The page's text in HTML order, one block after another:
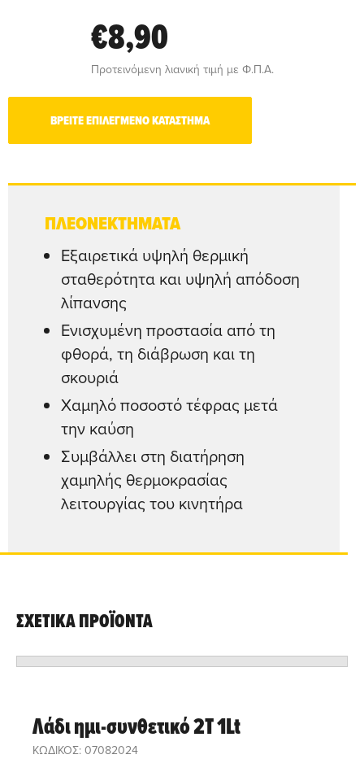
€8,90
Προτεινόμενη λιανική τιμή με Φ.Π.Α.
ΒΡΕΙΤΕ ΕΠΙΛΕΓΜΕΝΟ ΚΑΤΑΣΤΗΜΑ
ΠΛΕΟΝΕΚΤΗΜΑΤΑ
Εξαιρετικά υψηλή θερμική
σταθερότητα και υψηλή απόδοση
λίπανσης
Ενισχυμένη προστασία από τη
φθορά, τη διάβρωση και τη
σκουριά
Χαμηλό ποσοστό τέφρας μετά
την καύση
Συμβάλλει στη διατήρηση
χαμηλής θερμοκρασίας
λειτουργίας του κινητήρα
ΣΧΕΤΙΚΑ ΠΡΟΪΟΝΤΑ
Λάδι ημι-συνθετικό 2T 1Lt
ΚΩΔΙΚΟΣ: 07082024